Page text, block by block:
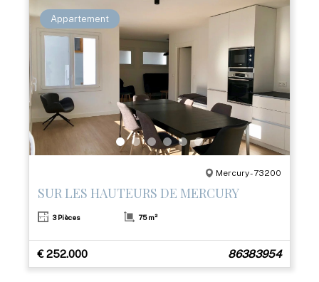
Appartement
Mercury - 73200
SUR LES HAUTEURS DE MERCURY
3 Pièces 75 m²
€ 252.000 86383954